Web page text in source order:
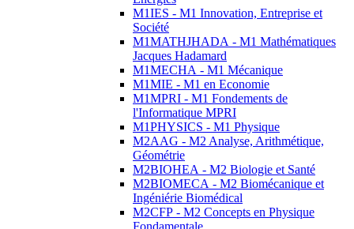
M1IES - M1 Innovation, Entreprise et
Société
M1MATHJHADA - M1 Mathématiques
Jacques Hadamard
M1MECHA - M1 Mécanique
M1MIE - M1 en Economie
M1MPRI - M1 Fondements de
l'Informatique MPRI
M1PHYSICS - M1 Physique
M2AAG - M2 Analyse, Arithmétique,
Géométrie
M2BIOHEA - M2 Biologie et Santé
M2BIOMECA - M2 Biomécanique et
Ingéniérie Biomédical
M2CFP - M2 Concepts en Physique
Fondamentale